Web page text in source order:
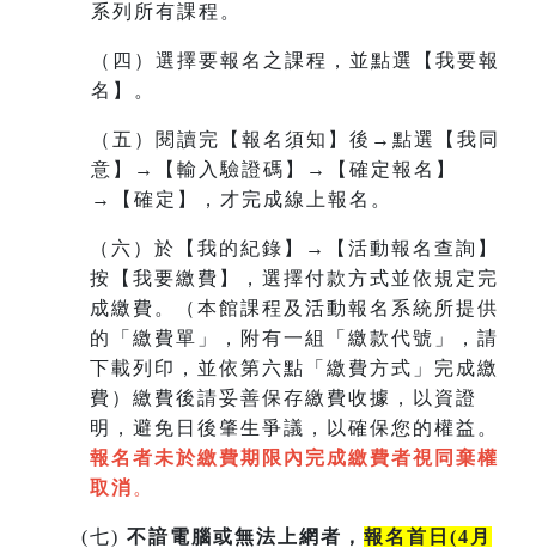
系列所有課程。
（四）選擇要報名之課程，並點選【我要報
名】。
（五）閱讀完【報名須知】後→點選【我同
意】→【輸入驗證碼】→【確定報名】
→【確定】，才完成線上報名。
（六）於【我的紀錄】→【活動報名查詢】
按【我要繳費】，選擇付款方式並依規定完
成繳費。（本館課程及活動報名系統所提供
的「繳費單」，附有一組
「繳款代號」，請
下載列印，並依第六點「繳費方式」完成繳
費）繳費後請妥善保存繳費收據，以資證
明，避免日後肇生爭議，以確保您的權益。
報名者未於繳費期限內完成繳費者視同棄權
取消 。
(七) 不諳電腦或無法上網者， 報名首日(4月